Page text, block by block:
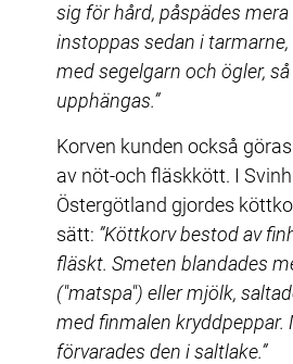
sig för hård, påspädes
instoppas sedan i
med segelgarn och ögler,
upphängas.”
Korven kunden också
av nöt-och fläskkött. I
Östergötland gjordes
sätt: ”Köttkorv bestod av
fläskt. Smeten blandades
("matspa") eller mjölk,
med finmalen kryddpeppar.
förvarades den i saltlake.”